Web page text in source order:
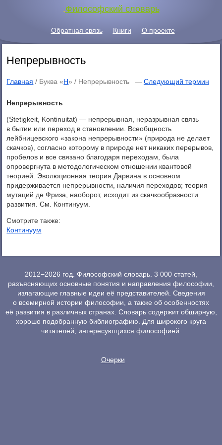
.Философский словарь
Обратная связь Книги О проекте
Непрерывность
Главная / Буква «Н» / Непрерывность — Следующий термин
Непрерывность
(Stetigkeit, Kontinuitat) — непрерывная, неразрывная связь
в бытии или переход в становлении. Всеобщность
лейбницевского «закона непрерывности» (природа не делает
скачков), согласно которому в природе нет никаких перерывов,
пробелов и все связано благодаря переходам, была
опровергнута в методологическом отношении квантовой
теорией. Эволюционная теория Дарвина в основном
придерживается непрерывности, наличия переходов; теория
мутаций де Фриза, наоборот, исходит из скачкообразности
развития. См. Континуум.
Смотрите также:
Континуум
2012−2026 год. Философский словарь. 3 000 статей,
разъясняющих основные понятия и направления философии,
излагающие главные идеи её представителей. Сведения
о всемирной истории философии, а также об особенностях
её развития в различных странах. Словарь содержит обширную,
хорошо подобранную библиографию. Для широкого круга
читателей, интересующихся философией.
Очерки